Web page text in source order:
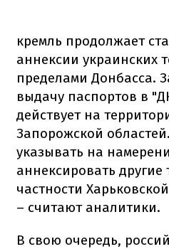
кремль продолжает
аннексии украинских
пределами Донбасса.
выдачу паспортов в
действует на
Запорожской
указывать на
аннексировать другие
частности
– считают аналитики.
В свою очередь,